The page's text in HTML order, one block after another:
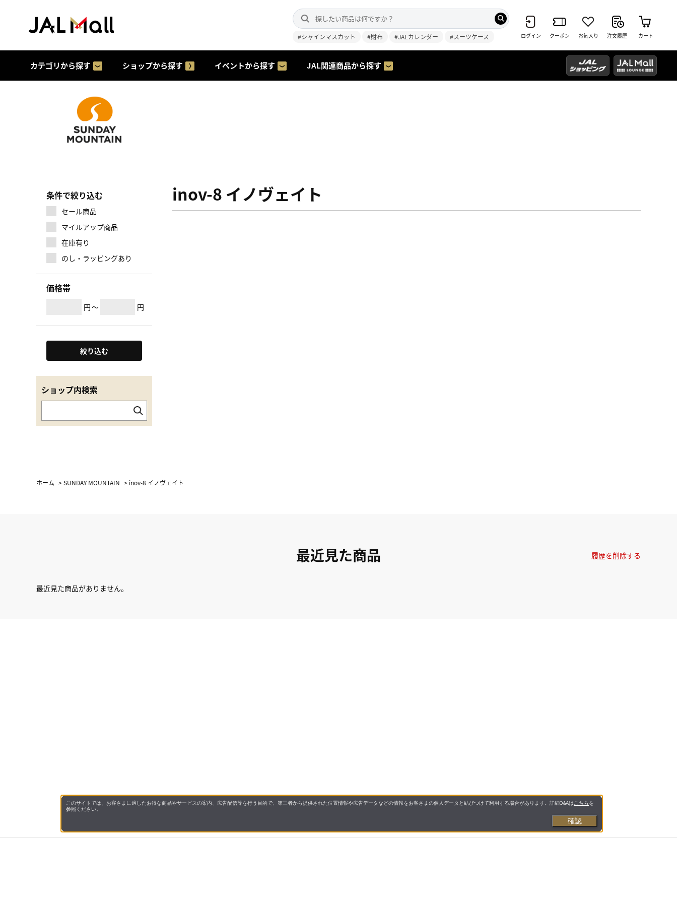
#シャインマスカット #財布 #JALカレンダー #スーツケース ログイン クーポン お気入り 注文履歴 カート
カテゴリから探す ショップから探す イベントから探す JAL関連商品から探す
マイルアップ商品
条件で絞り込む
セール商品
在庫有り
のし・ラッピングあり
価格帯
円～ 円
絞り込む
ショップ内検索
inov-8 イノヴェイト
ホーム >SUNDAY MOUNTAIN > inov-8 イノヴェイト
最近見た商品
最近見た商品がありません。
履歴を削除する
このサイトでは、お客さまに適したお得な商品やサービスの案内、広告配信等を行う目的で、第三者から提供された位置情報や広告データなどの情報をお客さまの個人データと結びつけて利用する場合があります。詳細Q&Aは こちらを
参照ください。
確認